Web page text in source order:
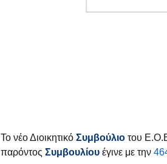
Το νέο Διοικητικό Συμβούλιο του
παρόντος Συμβουλίου έγινε με την